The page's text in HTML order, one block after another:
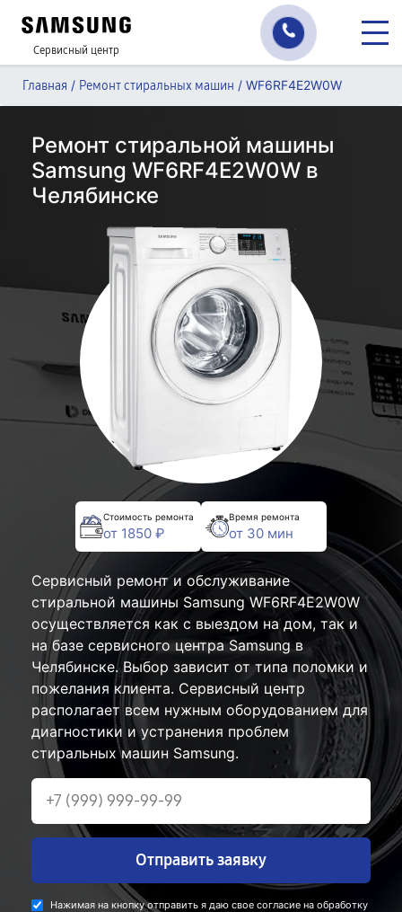
Сервисный центр
Главная / Ремонт стиральных машин / WF6RF4E2W0W
Ремонт стиральной машины
Samsung WF6RF4E2W0W в
Челябинске
Стоимость ремонта
от 1850 ₽
Время ремонта
от 30 мин
Сервисный ремонт и обслуживание
стиральной машины Samsung WF6RF4E2W0W
осуществляется как с выездом на дом, так и
на базе сервисного центра Samsung в
Челябинске. Выбор зависит от типа поломки и
пожелания клиента. Сервисный центр
располагает всем нужным оборудованием для
диагностики и устранения проблем
стиральных машин Samsung.
Отправить заявку
Нажимая на кнопку отправить я даю свое согласие на обработку